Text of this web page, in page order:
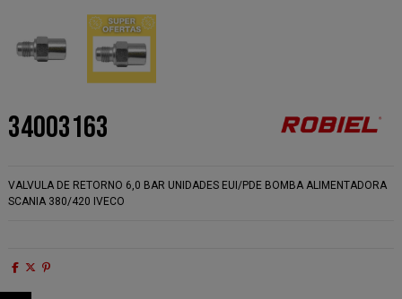
34003163
VALVULA DE RETORNO 6,0 BAR UNIDADES EUI/PDE BOMBA ALIMENTADORA
SCANIA 380/420 IVECO